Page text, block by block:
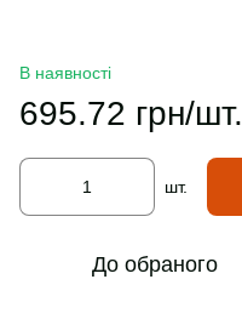
В наявності
695.72 грн/шт.
шт.
До обраного